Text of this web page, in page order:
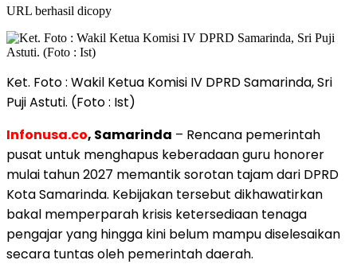
URL berhasil dicopy
Ket. Foto : Wakil Ketua Komisi IV DPRD Samarinda, Sri
Puji Astuti. (Foto : Ist)
Infonusa.co, Samarinda – Rencana pemerintah
pusat untuk menghapus keberadaan guru honorer
mulai tahun 2027 memantik sorotan tajam dari DPRD
Kota Samarinda. Kebijakan tersebut dikhawatirkan
bakal memperparah krisis ketersediaan tenaga
pengajar yang hingga kini belum mampu diselesaikan
secara tuntas oleh pemerintah daerah.